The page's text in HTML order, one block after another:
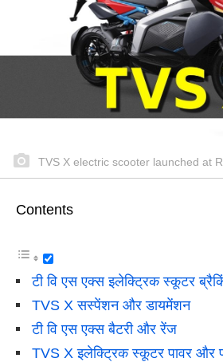
TVS X electric scooter launched at
Contents
टी वि एस एक्स इलेक्ट्रिक स्कूटर
TVS X सस्पेंशन और डायमेंशन
टी वि एस एक्स बैटरी और रेंज
TVS X इलेक्ट्रिक स्कूटर पावर और